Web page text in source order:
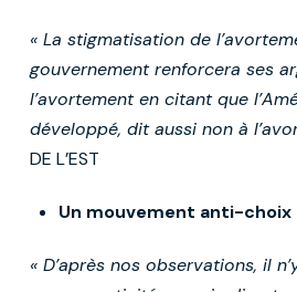
« La stigmatisation de
gouvernement renforcera ses
l’avortement en citant que
développé, dit aussi non à
DE L’EST
Un mouvement anti-choix
« D’après nos observations, il